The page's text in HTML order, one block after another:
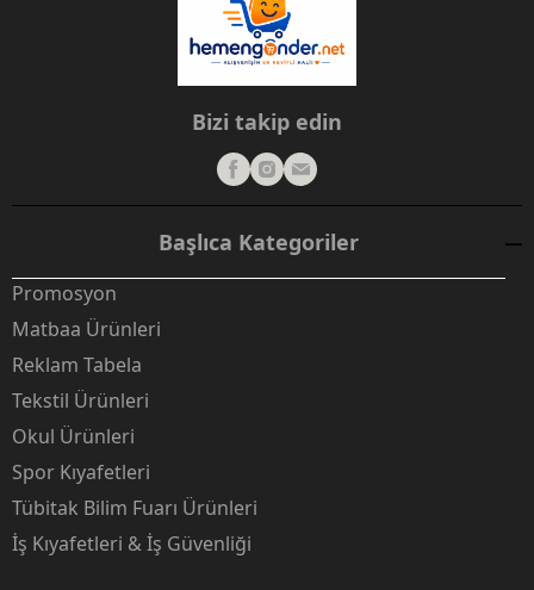
Bizi takip edin
Başlıca Kategoriler
Promosyon
Matbaa Ürünleri
Reklam Tabela
Tekstil Ürünleri
Okul Ürünleri
Spor Kıyafetleri
Tübitak Bilim Fuarı Ürünleri
İş Kıyafetleri & İş Güvenliği